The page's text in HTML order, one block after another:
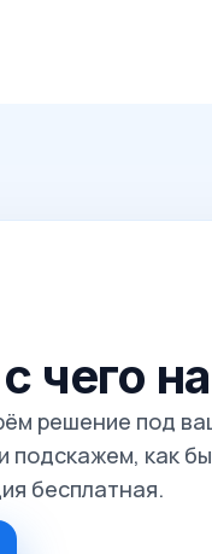
чего
решение под
подскажем, как
бесплатная.